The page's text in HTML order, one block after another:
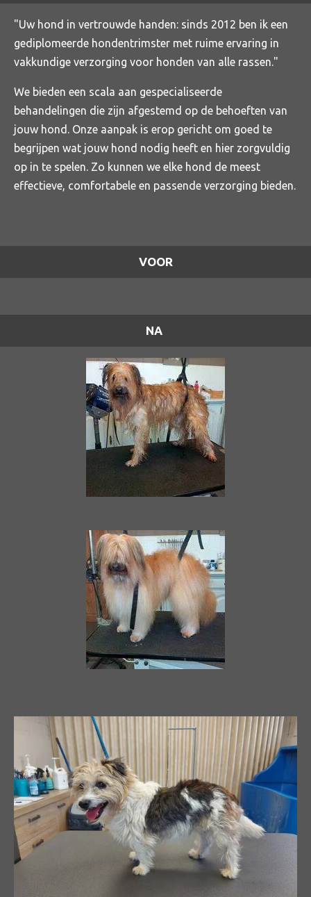
"Uw hond in vertrouwde handen: sinds 2012 ben ik een
gediplomeerde hondentrimster met ruime ervaring in
vakkundige verzorging voor honden van alle rassen."
We bieden een scala aan gespecialiseerde
behandelingen die zijn afgestemd op de behoeften van
jouw hond. Onze aanpak is erop gericht om goed te
begrijpen wat jouw hond nodig heeft en hier zorgvuldig
op in te spelen. Zo kunnen we elke hond de meest
effectieve, comfortabele en passende verzorging bieden.
VOOR
NA